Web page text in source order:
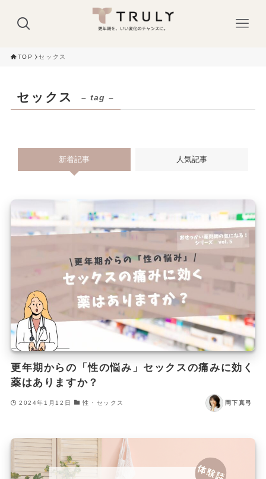
TOP セックス
セックス – tag –
新着記事 人気記事
更年期からの「性の悩み」セックスの痛みに効く
薬はありますか？
2024年1月12日 性・セックス 岡下真弓